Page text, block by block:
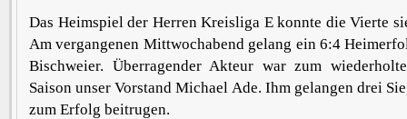
Das Heimspiel der Herren Kreisliga E konnte die Vierte
Am vergangenen Mittwochabend gelang ein 6:4
Bischweier. Überragender Akteur war zum
Saison unser Vorstand Michael Ade. Ihm gelangen drei
zum Erfolg beitrugen.